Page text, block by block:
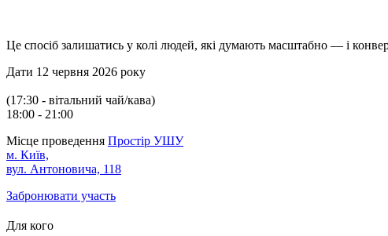
Це спосіб залишатись у колі людей, які думають масштабно — і
Дати 12 червня 2026 року
(17:30 - вітальний чай/кава)
18:00 - 21:00
Місце проведення Простір УШУ
м. Київ,
вул. Антоновича, 118
Забронювати участь
Для кого